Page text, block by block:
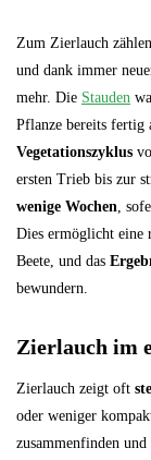
Zum Zierlauch
und dank immer
mehr. Die Stauden
Pflanze bereits fertig
Vegetationszyklus
ersten Trieb bis zur
wenige Wochen,
Dies ermöglicht eine
Beete, und das
bewundern.
Zierlauch im
Zierlauch zeigt oft
oder weniger
zusammenfinden